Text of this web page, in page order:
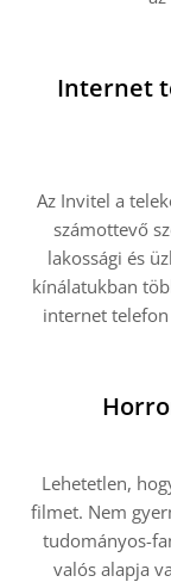
Internet
Az Invitel a
számottevő
lakossági és
kínálatukban
internet
Lehetetlen,
filmet. Nem
tudományos-
valós alapja